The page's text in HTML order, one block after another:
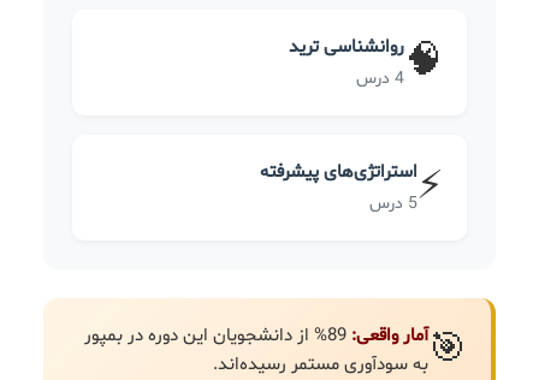
🧠روانشناسی ترید
4 درس
⚡استراتژی‌های پیشرفته
5 درس
🎯آمار واقعی:
89% از دانشجویان این دوره در بمپور
به سودآوری مستمر رسیده‌اند.